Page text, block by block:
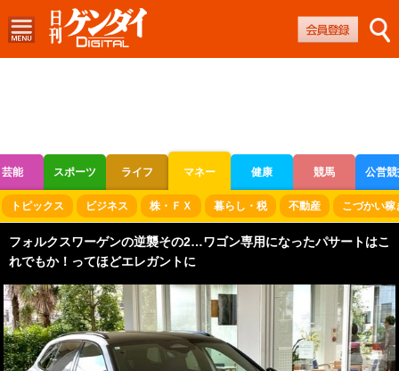
芸能 スポーツ ライフ マネー 健康 競馬 公営
ボートレース 競輪 オートレース
トピックス ビジネス 株・ＦＸ 暮らし・税 不動産 こづかい稼
フォルクスワーゲンの逆襲その2…ワゴン専用になったパサートはこ
れでもか！ってほどエレガントに